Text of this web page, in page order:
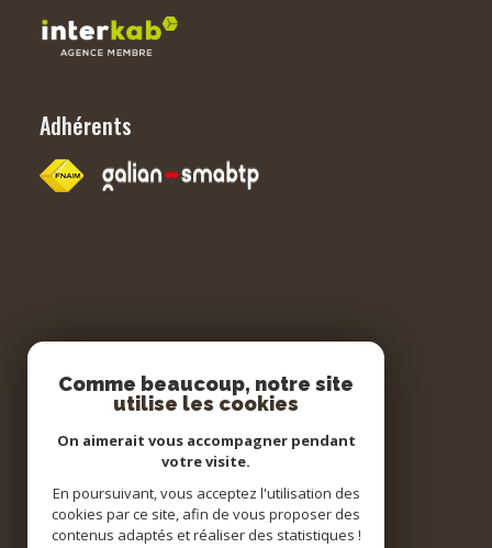
Adhérents
Comme beaucoup, notre site
utilise les cookies
On aimerait vous accompagner pendant
votre visite.
En poursuivant, vous acceptez l'utilisation des
cookies par ce site, afin de vous proposer des
contenus adaptés et réaliser des statistiques !